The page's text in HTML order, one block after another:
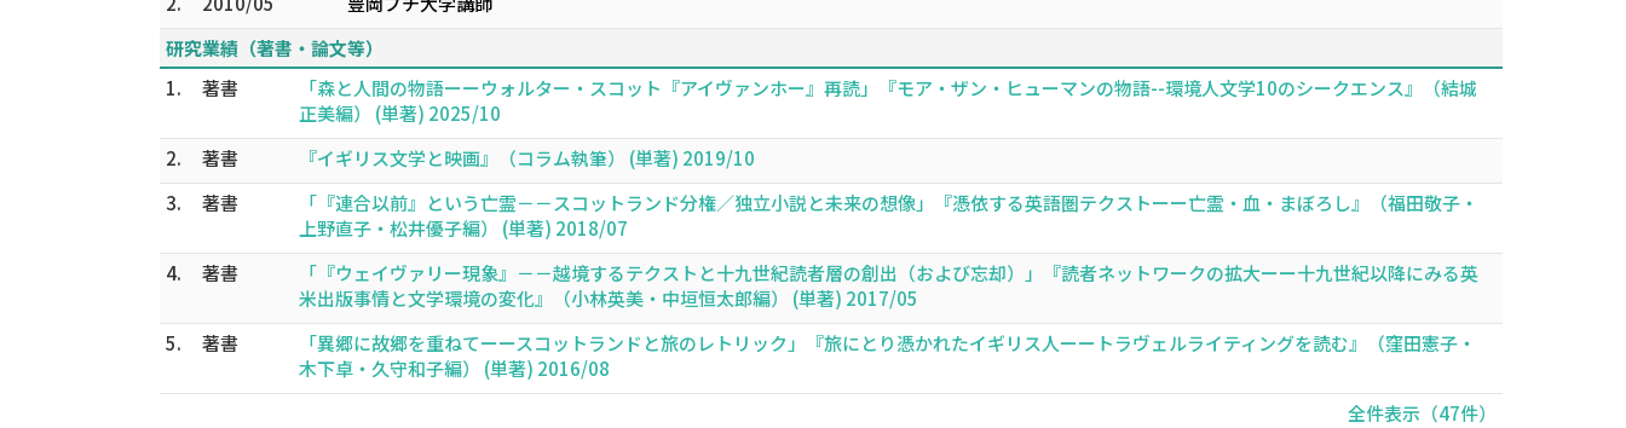
研究業績（著書・論文等）
1.
著書
「森と人間の物語ーーウォルター・スコット『アイヴァンホー』再読」『モア・ザン・ヒューマンの物語--環境人文学10のシークエンス』（結城
正美編） (単著) 2025/10
2.
著書
『イギリス文学と映画』（コラム執筆） (単著) 2019/10
3.
著書
「『連合以前』という亡霊－－スコットランド分権／独立小説と未来の想像」『憑依する英語圏テクストーー亡霊・血・まぼろし』（福田敬子・
上野直子・松井優子編） (単著) 2018/07
4.
著書
「『ウェイヴァリー現象』－－越境するテクストと十九世紀読者層の創出（および忘却）」『読者ネットワークの拡大ーー十九世紀以降にみる英
米出版事情と文学環境の変化』（小林英美・中垣恒太郎編） (単著) 2017/05
5.
著書
「異郷に故郷を重ねてーースコットランドと旅のレトリック」『旅にとり憑かれたイギリス人ーートラヴェルライティングを読む』（窪田憲子・
木下卓・久守和子編） (単著) 2016/08
全件表示（47件）